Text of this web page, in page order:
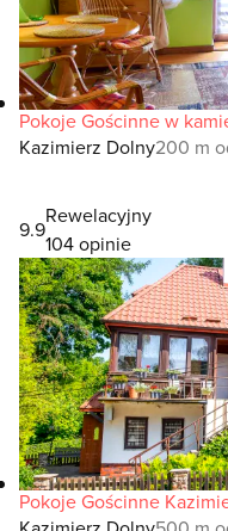
Pokoje Gościnne w
Kazimierz Dolny200 m
9.9
Rewelacyjny
104 opinie
Pokoje Gościnne